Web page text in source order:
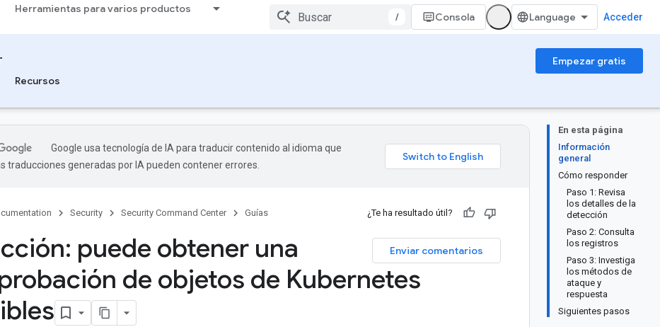
Herramientas para varios productos
/ Consola Acceder
Empezar gratis
Recursos
En esta página
Información
general
Cómo responder
Paso 1: Revisa
los detalles de la
detección
Paso 2: Consulta
los registros
Paso 3: Investiga
los métodos de
ataque y
respuesta
Siguientes pasos
Google usa tecnología de IA para traducir contenido al idioma que
traducciones generadas por IA pueden contener errores.
Security Security Command Center Guías ¿Te ha resultado útil?
Enviar comentarios
puede obtener una
de objetos de Kubernetes